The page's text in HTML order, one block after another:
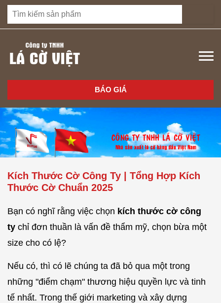
BÁO GIÁ
Kích Thước Cờ Công Ty | Tổng Hợp Kích
Thước Cờ Chuẩn 2025
Bạn có nghĩ rằng việc chọn kích thước cờ công
ty chỉ đơn thuần là vấn đề thẩm mỹ, chọn bừa một
size cho có lệ?
Nếu có, thì có lẽ chúng ta đã bỏ qua một trong
những "điểm chạm" thương hiệu quyền lực và tinh
tế nhất. Trong thế giới marketing và xây dựng